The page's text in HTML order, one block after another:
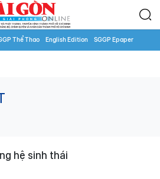
Thể Thao English Edition SGGP Epaper
hệ sinh thái